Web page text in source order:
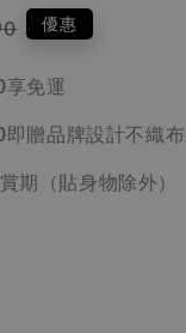
優惠
免運
贈品牌設計不織
期（貼身物除外）